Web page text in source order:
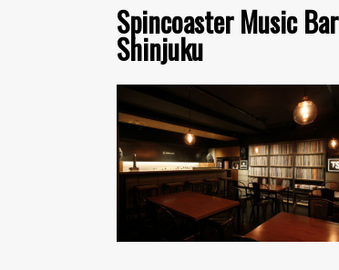
Spincoaster Music Bar
Shinjuku